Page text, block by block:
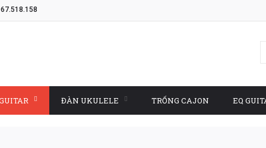
ĐÀN UKULELE TRỐNG CAJON EQ